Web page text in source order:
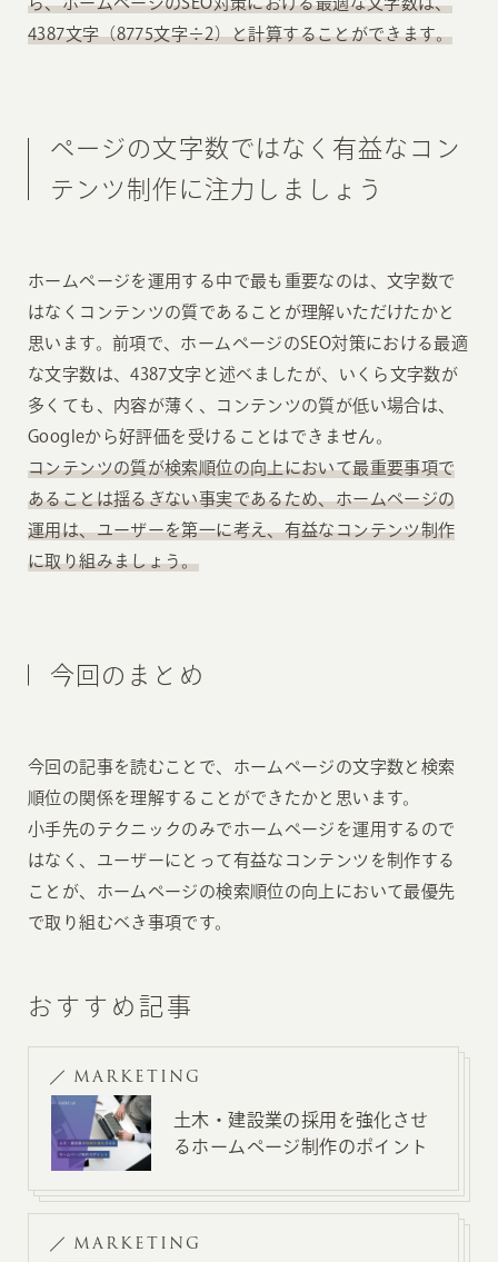
4387文字（8775文字÷2）と計算することができます。
ページの文字数ではなく有益なコン
テンツ制作に注力しましょう
ホームページを運用する中で最も重要なのは、文字数で
はなくコンテンツの質であることが理解いただけたかと
思います。前項で、ホームページのSEO対策における最適
な文字数は、4387文字と述べましたが、いくら文字数が
多くても、内容が薄く、コンテンツの質が低い場合は、
Googleから好評価を受けることはできません。
コンテンツの質が検索順位の向上において最重要事項で
あることは揺るぎない事実であるため、ホームページの
運用は、ユーザーを第一に考え、有益なコンテンツ制作
に取り組みましょう。
今回のまとめ
今回の記事を読むことで、ホームページの文字数と検索
順位の関係を理解することができたかと思います。
小手先のテクニックのみでホームページを運用するので
はなく、ユーザーにとって有益なコンテンツを制作する
ことが、ホームページの検索順位の向上において最優先
で取り組むべき事項です。
おすすめ記事
MARKETING
土木・建設業の採用を強化させ
るホームページ制作のポイント
MARKETING